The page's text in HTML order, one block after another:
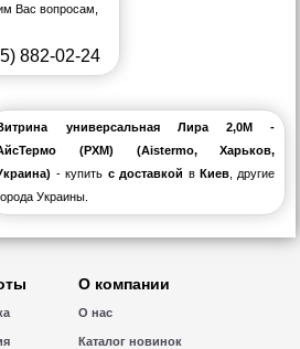
Вас вопросам,
882-02-24
универсальная Лира 2,0М -
(РХМ) (Aistermo, Харьков,
- купить с доставкой в Киев, другие
Украины.
О компании
О нас
Каталог новинок